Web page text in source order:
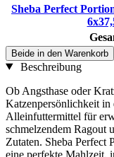
Sheba Perfect
Beide in den Warenkorb
Beschreibung
Ob Angsthase oder
Katzenpersönlichkeit in
Alleinfuttermittel für
schmelzendem Ragout
Zutaten. Sheba Perfect
eine perfekte Mahlzeit,